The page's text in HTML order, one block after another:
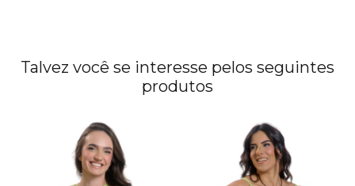
Talvez você se interesse pelos seguintes
produtos